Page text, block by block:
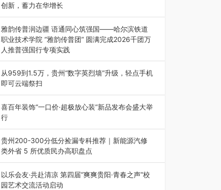
创新，蓄力在华增长
融合全球研发实力与本土洞察，深化客户共创，赋
能西南市场创新发展 （7月27日，成…
雅韵传普润边疆 语通同心筑强国——哈尔滨铁道
职业技术学院 “雅韵传普团” 圆满完成2026千团万
人推普强国行专项实践
为扎实推进2026“千团万人推普强国行”大学生暑
期社会实践，牢牢紧扣 “雅韵传普…
从959到1.5万，贵州“数字英烈墙”升级，轻点手机
即可云端祭扫
八一建军节到来之际，由贵州省退役军人事务厅指
导，贵阳市退役军人事务局联合贵州广电…
喜百年装饰“一口价·超极放心装”新品发布会盛大举
行
2026年7月31日，喜百年装饰“一口价·超极放心
装”新品发布会在贵阳隆重举行。…
贵州200-300分低分捡漏专科推荐｜新能源汽修
类外省 5 所优质民办高职盘点
在贵州省高考志愿填报体系中，200至300分数段
考生可选择的省内工科、新能源汽车…
以乐会友·共赴清凉 第四届“爽爽贵阳·青春之声”校
园艺术交流活动启动